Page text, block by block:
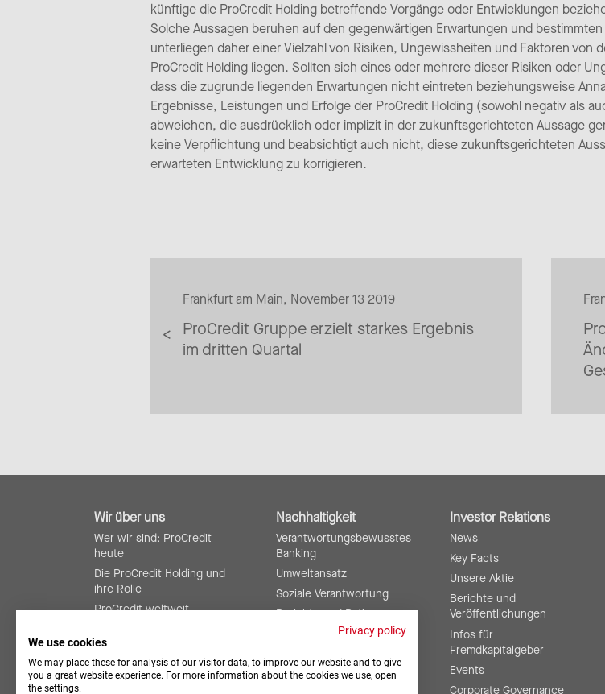
künftige die ProCredit Holding betreffende Vorgänge oder Entwicklungen
Solche Aussagen beruhen auf den gegenwärtigen Erwartungen und
unterliegen daher einer Vielzahl von Risiken, Ungewissheiten und Faktoren von
ProCredit Holding liegen. Sollten sich eines oder mehrere dieser Risiken oder
dass die zugrunde liegenden Erwartungen nicht eintreten beziehungsweise
Ergebnisse, Leistungen und Erfolge der ProCredit Holding (sowohl negativ als
abweichen, die ausdrücklich oder implizit in der zukunftsgerichteten Aussage
keine Verpflichtung und beabsichtigt auch nicht, diese zukunftsgerichteten
erwarteten Entwicklung zu korrigieren.
Frankfurt am Main, November 13 2019
ProCredit Gruppe erzielt starkes Ergebnis
im dritten Quartal
Wir über uns
Wer wir sind: ProCredit
heute
Die ProCredit Holding und
ihre Rolle
ProCredit weltweit
interne Kontrollen
Nachhaltigkeit
Verantwortungsbewusstes
Banking
Umweltansatz
Soziale Verantwortung
Berichte und Rating
Investor Relations
News
Key Facts
Unsere Aktie
Berichte und
Veröffentlichungen
Infos für
Fremdkapitalgeber
Events
Corporate Governance
Privacy policy
We use cookies
We may place these for analysis of our visitor data, to improve our website and to give
you a great website experience. For more information about the cookies we use, open
the settings.